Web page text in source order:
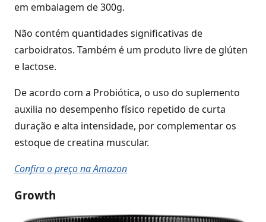
em embalagem de 300g.
Não contém quantidades significativas de
carboidratos. Também é um produto livre de glúten
e lactose.
De acordo com a Probiótica, o uso do suplemento
auxilia no desempenho físico repetido de curta
duração e alta intensidade, por complementar os
estoque de creatina muscular.
Confira o preço na Amazon
Growth